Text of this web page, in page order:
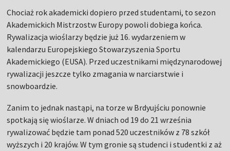
Chociaż rok akademicki dopiero przed studentami, to sezon
Akademickich Mistrzostw Europy powoli dobiega końca.
Rywalizacja wioślarzy będzie już 16. wydarzeniem w
kalendarzu Europejskiego Stowarzyszenia Sportu
Akademickiego (EUSA). Przed uczestnikami międzynarodowej
rywalizacji jeszcze tylko zmagania w narciarstwie i
snowboardzie.
Zanim to jednak nastąpi, na torze w Brdyujściu ponownie
spotkają się wioślarze. W dniach od 19 do 21 września
rywalizować będzie tam ponad 520 uczestników z 78 szkół
wyższych i 20 krajów. W tym gronie są studenci i studentki z aż